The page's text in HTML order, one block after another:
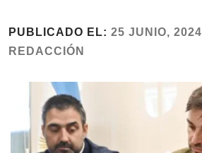
PUBLICADO EL: 25 JUNIO, 2024
REDACCIÓN